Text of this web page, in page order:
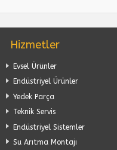
Hizmetler
Evsel Ürünler
Endüstriyel Ürünler
Yedek Parça
Teknik Servis
Endüstriyel Sistemler
Su Arıtma Montajı